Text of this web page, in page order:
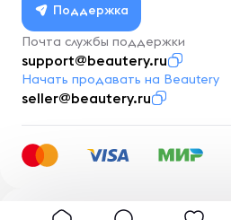
Поддержка
Почта службы поддержки
support@beautery.ru
Начать продавать на Beautery
seller@beautery.ru